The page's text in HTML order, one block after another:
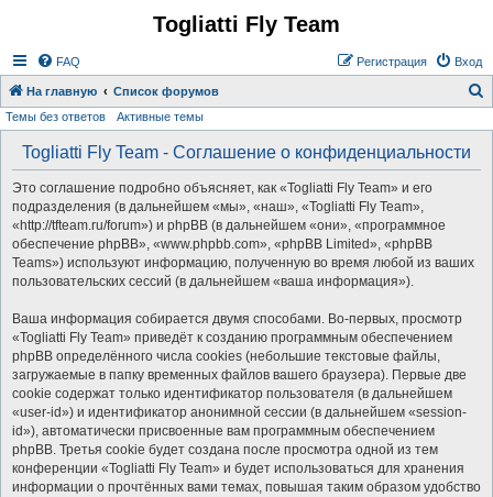
Togliatti Fly Team
FAQ Вход
Регистрация
На главную Список форумов
Темы без ответов Активные темы
Togliatti Fly Team - Соглашение о конфиденциальности
Это соглашение подробно объясняет, как «Togliatti Fly Team» и его
подразделения (в дальнейшем «мы», «наш», «Togliatti Fly Team»,
«http://tfteam.ru/forum») и phpBB (в дальнейшем «они», «программное
обеспечение phpBB», «www.phpbb.com», «phpBB Limited», «phpBB
Teams») используют информацию, полученную во время любой из ваших
пользовательских сессий (в дальнейшем «ваша информация»).
Ваша информация собирается двумя способами. Во-первых, просмотр
«Togliatti Fly Team» приведёт к созданию программным обеспечением
phpBB определённого числа cookies (небольшие текстовые файлы,
загружаемые в папку временных файлов вашего браузера). Первые две
cookie содержат только идентификатор пользователя (в дальнейшем
«user-id») и идентификатор анонимной сессии (в дальнейшем «session-
id»), автоматически присвоенные вам программным обеспечением
phpBB. Третья cookie будет создана после просмотра одной из тем
конференции «Togliatti Fly Team» и будет использоваться для хранения
информации о прочтённых вами темах, повышая таким образом удобство